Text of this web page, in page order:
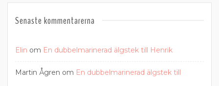
Senaste kommentarerna
Elin om En dubbelmarinerad älgstek till Henrik
Martin Ågren om En dubbelmarinerad älgstek till